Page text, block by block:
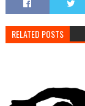
RELATED POSTS